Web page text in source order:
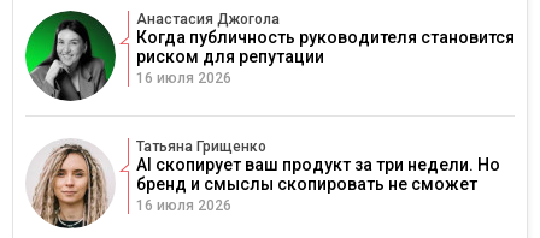
Анастасия Джогола
Когда публичность руководителя становится
риском для репутации
16 июля 2026
Татьяна Грищенко
AI скопирует ваш продукт за три недели. Но
бренд и смыслы скопировать не сможет
16 июля 2026